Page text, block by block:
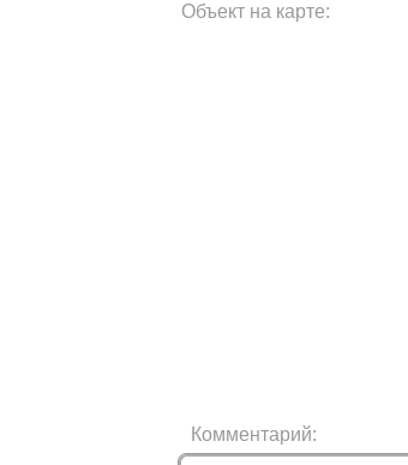
Объект на карте:
Комментарий: